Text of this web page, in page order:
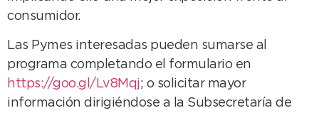
consumidor.
Las Pymes interesadas pueden sumarse al
programa completando el formulario en
https://goo.gl/Lv8Mqj; o solicitar mayor
información dirigiéndose a la Subsecretaría de